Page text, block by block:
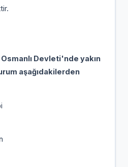
Devleti'nde yakın
aşağıdakilerden